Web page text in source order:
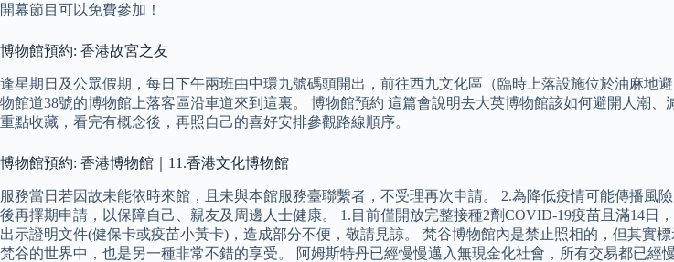
開幕節目可以免費參加！
博物館預約: 香港故宮之友
逢星期日及公眾假期，每日下午兩班由中環九號碼頭開出，前往西九文化區（臨時上落設施位於油麻
物館道38號的博物館上落客區沿車道來到這裏。 博物館預約 這篇會說明去大英博物館該如何避開人潮
重點收藏，看完有概念後，再照自己的喜好安排參觀路線順序。
博物館預約: 香港博物館｜11.香港文化博物館
服務當日若因故未能依時來館，且未與本館服務臺聯繫者，不受理再次申請。 2.為降低疫情可能傳播
後再擇期申請，以保障自己、親友及周邊人士健康。 1.目前僅開放完整接種2劑COVID-19疫苗且滿14
出示證明文件(健保卡或疫苗小黃卡)，造成部分不便，敬請見諒。 梵谷博物館內是禁止照相的，但其實
梵谷的世界中，也是另一種非常不錯的享受。 阿姆斯特丹已經慢慢邁入無現金化社會，所有交易都已